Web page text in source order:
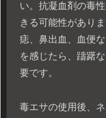
い。抗凝血剤の毒
きる可能性があり
痣、鼻出血、血便
を感じたら、躊躇
要です。
毒エサの使用後、